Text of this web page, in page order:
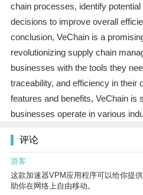
chain processes, identify
decisions to improve overall
conclusion, VeChain is a
revolutionizing supply chain
businesses with the tools they
traceability, and efficiency in their
features and benefits, VeChain is
businesses operate in various
评论
游客
这款加速器VPM应用程序可以给你提
助你在网络上自由移动。